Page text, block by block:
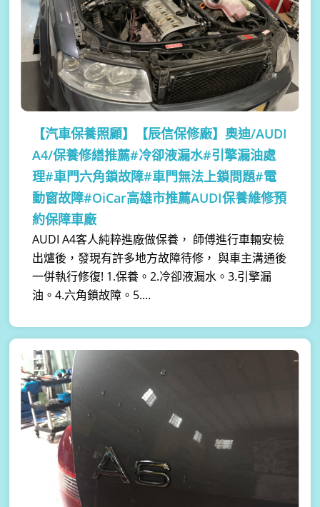
【汽車保養照顧】
【辰信保修廠】奧迪/AUDI
A4/保養修繕推薦#冷卻液漏水#引擎漏油處
理#車門六角鎖故障#車門無法上鎖問題#電
動窗故障#OiCar高雄市推薦AUDI保養維修預
約保障車廠
AUDI A4客人純粹進廠做保養， 師傅進行車輛安檢
出爐後，發現有許多地方故障待修， 與車主溝通後
一併執行修復! 1.保養。2.冷卻液漏水。3.引擎漏
油。4.六角鎖故障。5....